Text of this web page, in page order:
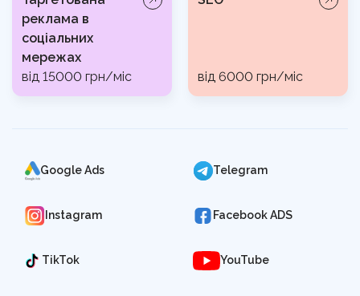
реклама в
соціальних
мережах
від 15000 грн/міс
від 6000 грн/міс
Google Ads Telegram
Instagram Facebook ADS
TikTok YouTube